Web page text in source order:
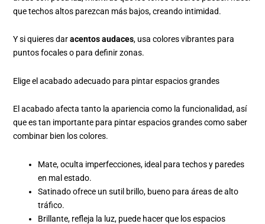
que techos altos parezcan más bajos, creando intimidad.
Y si quieres daracentos audaces, usa colores vibrantes para
puntos focales o para definir zonas.
Elige el acabado adecuado para pintar espacios grandes
El acabado afecta tanto la apariencia como la funcionalidad, así
que es tan importante para pintar espacios grandes como saber
combinar bien los colores.
Mate, oculta imperfecciones, ideal para techos y paredes
en mal estado.
Satinado ofrece un sutil brillo, bueno para áreas de alto
tráfico.
Brillante, refleja la luz, puede hacer que los espacios